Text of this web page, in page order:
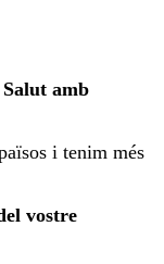
amb
i tenim més
vostre